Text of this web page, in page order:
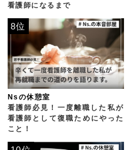
看護師になるまで
Nsの休憩室
看護師必見！一度離職した私が
看護師として復職ためにやった
こと！
8位